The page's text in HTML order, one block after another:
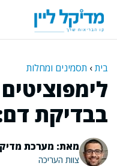
לתוכן
בית› תסמינים ומחלות
בבדיקת
מאת: מערכת
צוות העריכה